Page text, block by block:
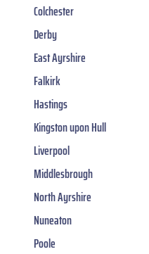
Colchester
Derby
East Ayrshire
Falkirk
Hastings
Kingston upon Hull
Liverpool
Middlesbrough
North Ayrshire
Nuneaton
Poole